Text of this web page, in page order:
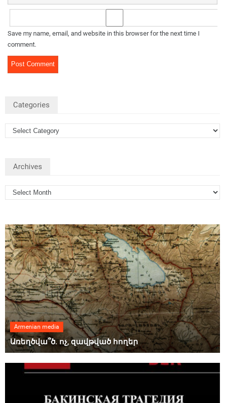
Save my name, email, and website in this browser for the next time I
comment.
Categories
Archives
Armenian media
Առեղծվա՞ծ. ոչ, զավթված հողեր